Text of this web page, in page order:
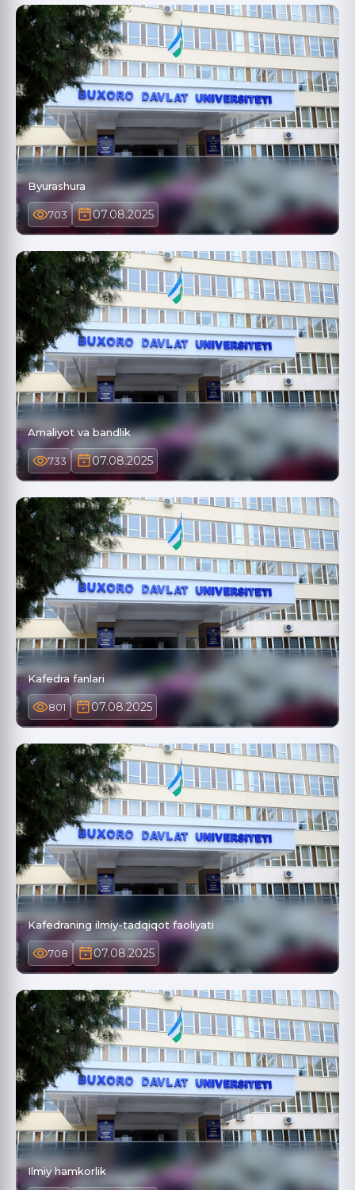
Byurashura
703 07.08.2025
Amaliyot va bandlik
733 07.08.2025
Kafedra fanlari
801 07.08.2025
Kafedraning ilmiy-tadqiqot faoliyati
708 07.08.2025
Ilmiy hamkorlik